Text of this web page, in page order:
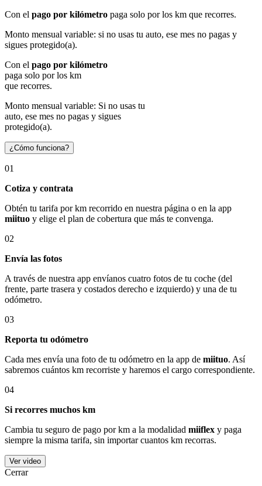
Con el pago por kilómetro paga solo por los km que recorres.
Monto mensual variable: si no usas tu auto, ese mes no pagas y
sigues protegido(a).
Con el pago por kilómetro
paga solo por los km
que recorres.
Monto mensual variable: Si no usas tu
auto, ese mes no pagas y sigues
protegido(a).
¿Cómo funciona?
01
Cotiza y contrata
Obtén tu tarifa por km recorrido en nuestra página o en la app
miituo y elige el plan de cobertura que más te convenga.
02
Envía las fotos
A través de nuestra app envíanos cuatro fotos de tu coche (del
frente, parte trasera y costados derecho e izquierdo) y una de tu
odómetro.
03
Reporta tu odómetro
Cada mes envía una foto de tu odómetro en la app de miituo. Así
sabremos cuántos km recorriste y haremos el cargo correspondiente.
04
Si recorres muchos km
Cambia tu seguro de pago por km a la modalidad miiflex y paga
siempre la misma tarifa, sin importar cuantos km recorras.
Ver video
Cerrar